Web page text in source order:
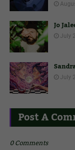
Jo
July
July
Post A
0 Comments